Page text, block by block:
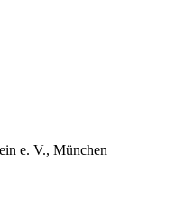
e. V., München